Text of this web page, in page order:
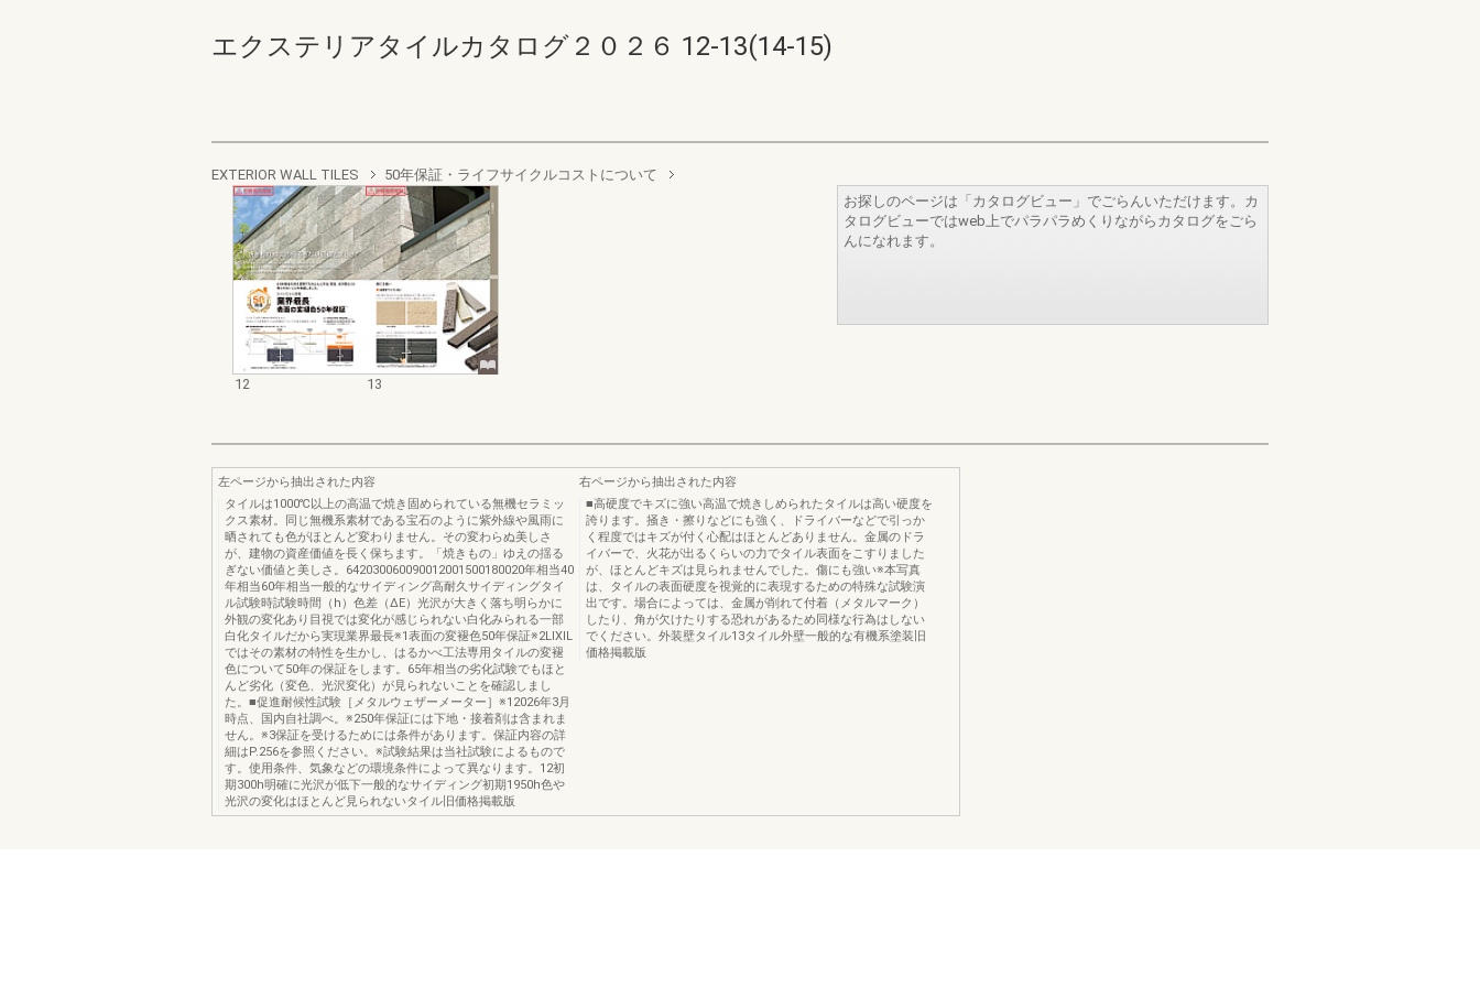
エクステリアタイルカタログ２０２６ 12-13(14-15)
EXTERIOR WALL TILES 50年保証・ライフサイクルコストについて
12 13
お探しのページは「カタログビュー」でごらんいただけます。カ
タログビューではweb上でパラパラめくりながらカタログをごら
んになれます。
左ページから抽出された内容
タイルは1000℃以上の高温で焼き固められている無機セラミッ
クス素材。同じ無機系素材である宝石のように紫外線や風雨に
晒されても色がほとんど変わりません。その変わらぬ美しさ
が、建物の資産価値を長く保ちます。「焼きもの」ゆえの揺る
ぎない価値と美しさ。642030060090012001500180020年相当40
年相当60年相当一般的なサイディング高耐久サイディングタイ
ル試験時試験時間（h）色差（ΔE）光沢が大きく落ち明らかに
外観の変化あり目視では変化が感じられない白化みられる一部
白化タイルだから実現業界最長※1表面の変褪色50年保証※2LIXIL
ではその素材の特性を生かし、はるかべ工法専用タイルの変褪
色について50年の保証をします。65年相当の劣化試験でもほと
んど劣化（変色、光沢変化）が見られないことを確認しまし
た。■促進耐候性試験［メタルウェザーメーター］※12026年3月
時点、国内自社調べ。※250年保証には下地・接着剤は含まれま
せん。※3保証を受けるためには条件があります。保証内容の詳
細はP.256を参照ください。※試験結果は当社試験によるもので
す。使用条件、気象などの環境条件によって異なります。12初
期300h明確に光沢が低下一般的なサイディング初期1950h色や
光沢の変化はほとんど見られないタイル旧価格掲載版
右ページから抽出された内容
■高硬度でキズに強い高温で焼きしめられたタイルは高い硬度を
誇ります。掻き・擦りなどにも強く、ドライバーなどで引っか
く程度ではキズが付く心配はほとんどありません。金属のドラ
イバーで、火花が出るくらいの力でタイル表面をこすりました
が、ほとんどキズは見られませんでした。傷にも強い※本写真
は、タイルの表面硬度を視覚的に表現するための特殊な試験演
出です。場合によっては、金属が削れて付着（メタルマーク）
したり、角が欠けたりする恐れがあるため同様な行為はしない
でください。外装壁タイル13タイル外壁一般的な有機系塗装旧
価格掲載版